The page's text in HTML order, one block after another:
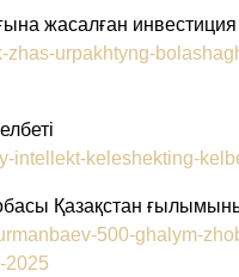
жасалған инвестиция
urpakhtyng-
intellekt-keleshekting-
Қазақстан
500-ghalym-
2025